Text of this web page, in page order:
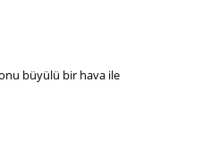
büyülü bir hava ile